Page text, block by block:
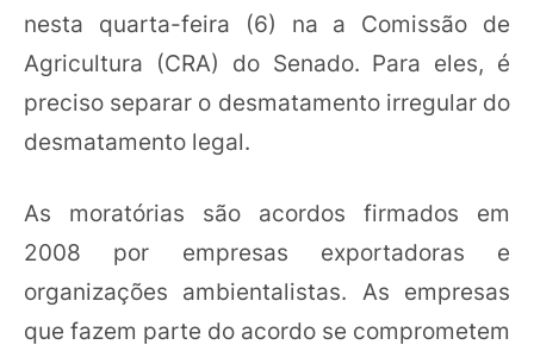
nesta quarta-feira (6) na a Comissão de
Agricultura (CRA) do Senado. Para eles, é
preciso separar o desmatamento irregular do
desmatamento legal.
As moratórias são acordos firmados em
2008 por empresas exportadoras e
organizações ambientalistas. As empresas
que fazem parte do acordo se comprometem